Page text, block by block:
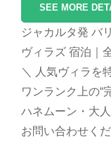
SEE MORE
ジャカルタ発 バ
ヴィラズ 宿泊｜
＼ 人気ヴィラを
ワンランク上の“
ハネムーン・大
お問い合わせく